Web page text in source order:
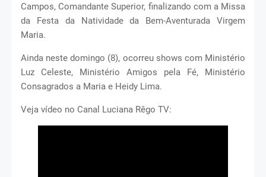
Campos, Comandante Superior, finalizando com a Missa
da Festa da Natividade da Bem-Aventurada Virgem
Maria.
Ainda neste domingo (8), ocorreu shows com Ministério
Luz Celeste, Ministério Amigos pela Fé, Ministério
Consagrados a Maria e Heidy Lima.
Veja vídeo no Canal Luciana Rêgo TV: